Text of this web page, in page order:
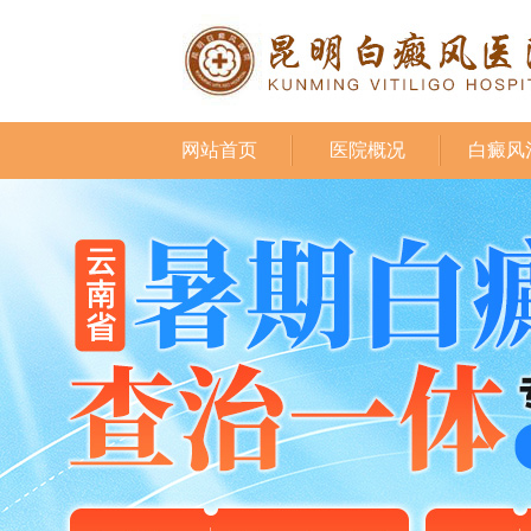
网站首页 医院概况 白癜风